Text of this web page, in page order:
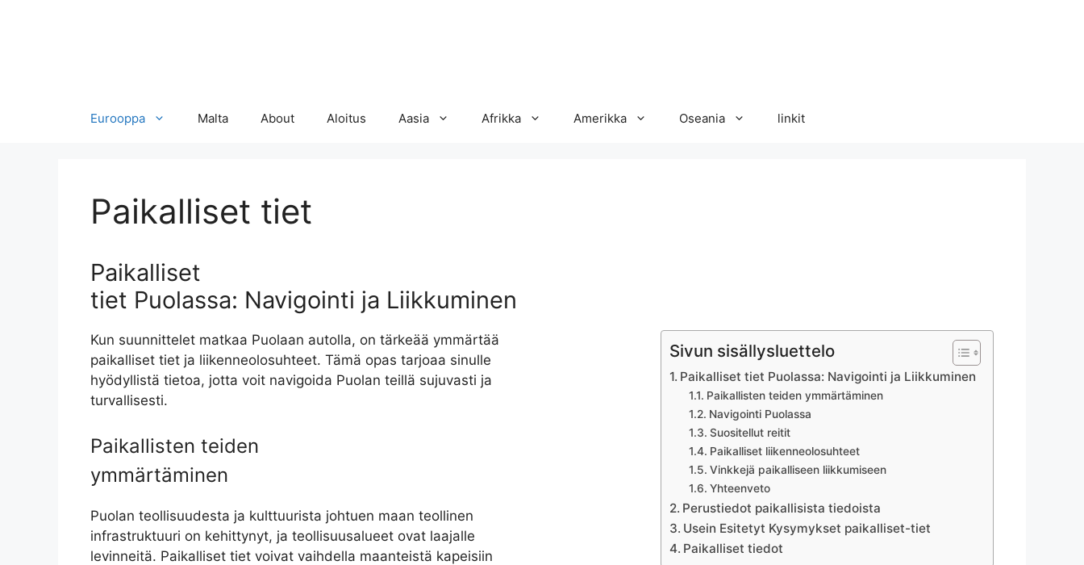
Eurooppa Malta About Aloitus Aasia Afrikka Amerikka Oseania linkit
Paikalliset tiet
Paikalliset
tiet Puolassa: Navigointi ja Liikkuminen
Sivun sisällysluettelo
Paikalliset tiet Puolassa: Navigointi ja Liikkuminen
Paikallisten teiden ymmärtäminen
Navigointi Puolassa
Suositellut reitit
Paikalliset liikenneolosuhteet
Vinkkejä paikalliseen liikkumiseen
Yhteenveto
Perustiedot paikallisista tiedoista
Usein Esitetyt Kysymykset paikalliset-tiet
Paikalliset tiedot
Kun suunnittelet matkaa Puolaan autolla, on tärkeää ymmärtää
paikalliset tiet ja liikenneolosuhteet. Tämä opas tarjoaa sinulle
hyödyllistä tietoa, jotta voit navigoida Puolan teillä sujuvasti ja
turvallisesti.
Paikallisten teiden
ymmärtäminen
Puolan teollisuudesta ja kulttuurista johtuen maan teollinen
infrastruktuuri on kehittynyt, ja teollisuusalueet ovat laajalle
levinneitä. Paikalliset tiet voivat vaihdella maanteistä kapeisiin